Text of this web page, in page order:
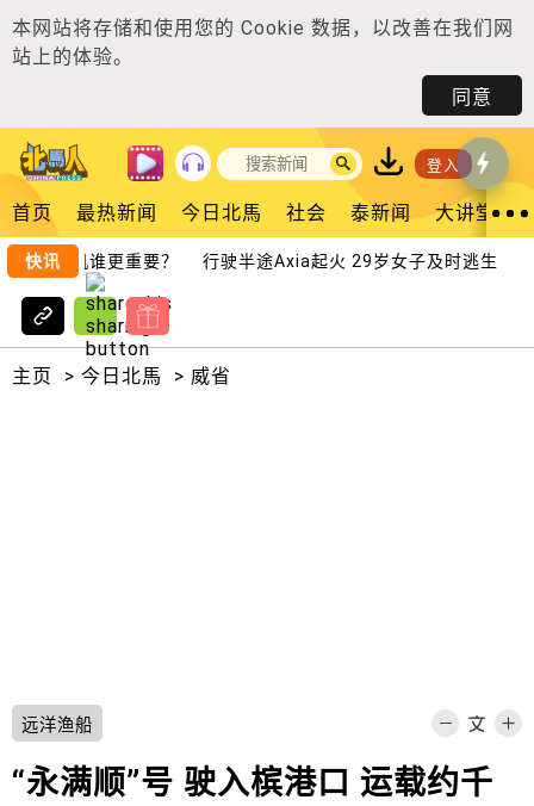
本网站将存储和使用您的 Cookie 数据，以改善在我们网
站上的体验。
同意
登入
首页 最热新闻 今日北馬 社会 泰新闻 大讲堂
快讯
升降机谁更重要？ 行驶半途Axia起火 29岁女子及时逃生
主页 > 今日北馬 > 威省
远洋渔船
“永满顺”号 驶入槟港口 运载约千